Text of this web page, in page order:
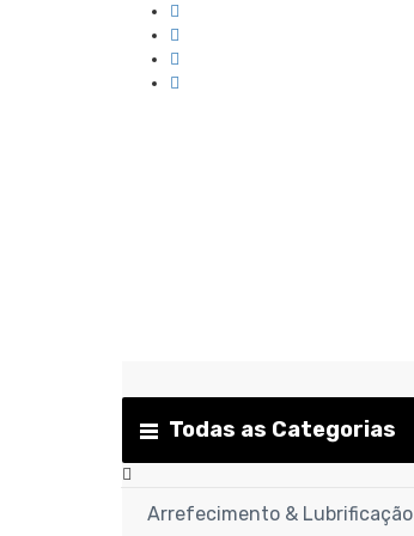
Todas as Categorias
Arrefecimento & Lubrificação